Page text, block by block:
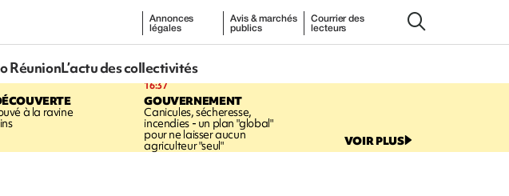
Annonces
légales
Avis & marchés
publics
Courrier des
lecteurs
RéunionL’actu des collectivités
à la ravine
16:37
GOUVERNEMENT
Canicules, sécheresse,
incendies - un plan "global"
pour ne laisser aucun
agriculteur "seul" VOIR PLUS